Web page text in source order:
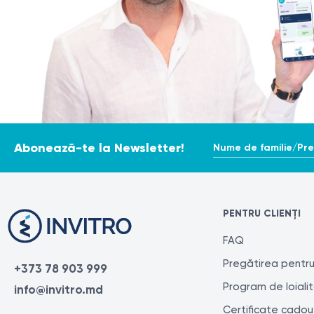
evitarea acizilor și retinoizilor 2–3 zile;
evitarea traumatizării zonei tratate;
utilizarea SPF 50 zilnic pe zonele expuse;
evitarea soarelui și solarului minimum 2 săptămâni.
Firele de păr tratate cad treptat în 1–2 săptămâni.
În cazul reacțiilor severe (durere intensă, vezicule,
https://dekalaser.com/products/again-pro-plus/
https://www.ncbi.nlm.nih.gov/books/NBK507861/
https://en.wikipedia.org/wiki/Laser_hair_removal
Abonează-te la Newsletter! Nume de familie/
+373 78 903 999
info@invitro.md
PENTRU CLIENȚI
FAQ
Pregătirea
Program de
Certificate cadou